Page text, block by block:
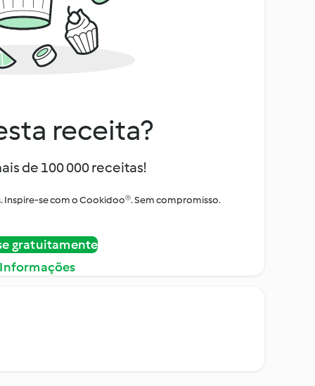
receita?
de 100 000 receitas!
Inspire-se com o Cookidoo®. Sem compromisso.
gratuitamente